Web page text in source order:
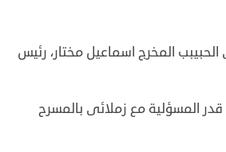
المخرج اسماعيل مختار، رئيس
المسؤلية مع زملائى بالمسرح